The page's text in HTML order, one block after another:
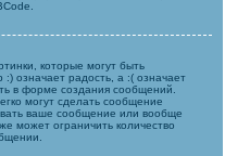
которые могут быть
означает радость, а :( означает
в форме создания сообщений.
могут сделать сообщение
ваше сообщение или вообще
может ограничить количество